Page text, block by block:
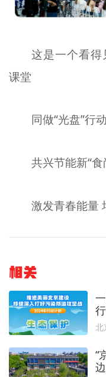
这是一个看
课堂
同做“光盘”行
共兴节能新“食
激发青春能量
相关
北
“